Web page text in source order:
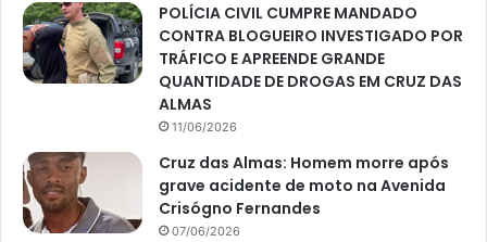
POLÍCIA CIVIL CUMPRE MANDADO
CONTRA BLOGUEIRO INVESTIGADO POR
TRÁFICO E APREENDE GRANDE
QUANTIDADE DE DROGAS EM CRUZ DAS
ALMAS
11/06/2026
Cruz das Almas: Homem morre após
grave acidente de moto na Avenida
Crisógno Fernandes
07/06/2026